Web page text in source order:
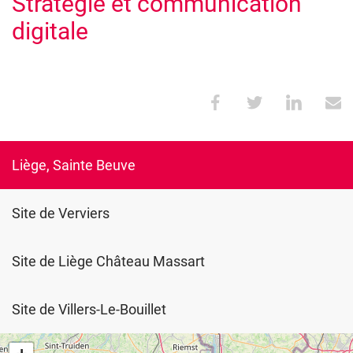
digitale
Liège, Sainte Beuve
Site de Verviers
Site de Liège Château Massart
Site de Villers-Le-Bouillet